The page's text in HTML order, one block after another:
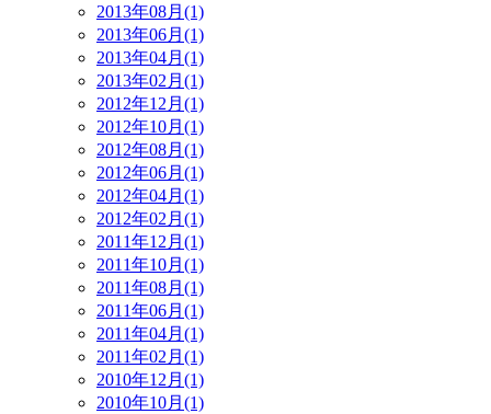
2013年08月(1)
2013年06月(1)
2013年04月(1)
2013年02月(1)
2012年12月(1)
2012年10月(1)
2012年08月(1)
2012年06月(1)
2012年04月(1)
2012年02月(1)
2011年12月(1)
2011年10月(1)
2011年08月(1)
2011年06月(1)
2011年04月(1)
2011年02月(1)
2010年12月(1)
2010年10月(1)